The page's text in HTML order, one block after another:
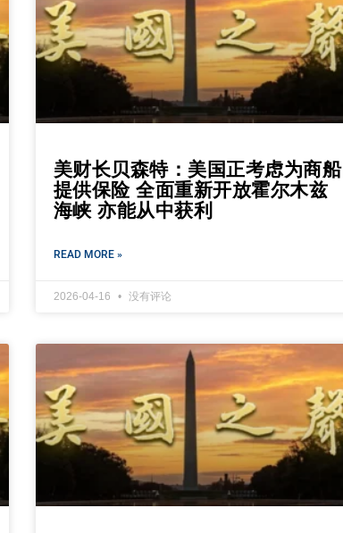
美财长贝森特：美国正考虑为商船
提供保险 全面重新开放霍尔木兹
海峡 亦能从中获利
READ MORE »
2026-04-16 没有评论